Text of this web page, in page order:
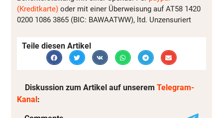
(Kreditkarte) oder mit einer Überweisung auf AT58 1420
0200 1086 3865 (BIC: BAWAATWW), ltd. Unzensuriert
Teile diesen Artikel
Diskussion zum Artikel auf unserem Telegram-
Kanal: